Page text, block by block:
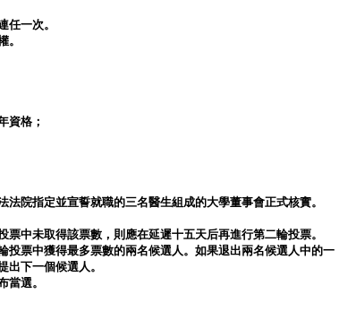
任一次。
。
資格；
院指定並宣誓就職的三名醫生組成的大學董事會正式核實。
中未取得該票數，則應在延遲十五天后再進行第二輪投票。
投票中獲得最多票數的兩名候選人。如果退出兩名候選人中的一
出下一個候選人。
當選。